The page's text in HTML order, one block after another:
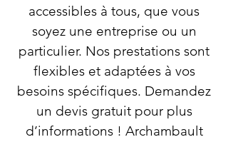
accessibles à tous, que vous
soyez une entreprise ou un
particulier. Nos prestations sont
flexibles et adaptées à vos
besoins spécifiques. Demandez
un devis gratuit pour plus
d’informations ! Archambault